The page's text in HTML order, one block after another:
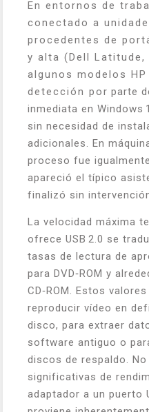
En entornos de
conectado a
procedentes de
y alta (Dell Latitude,
algunos modelos
detección por parte
inmediata en Windows
sin necesidad de
adicionales. En
proceso fue
apareció el típico
finalizó sin
La velocidad máxima
ofrece USB 2.0 se
tasas de lectura de
para DVD‑ROM y
CD‑ROM. Estos
reproducir vídeo en
disco, para extraer
software antiguo o
discos de respaldo.
significativas de
adaptador a un puerto